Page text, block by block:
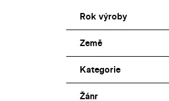
Rok výroby
Země
Kategorie
Žánr